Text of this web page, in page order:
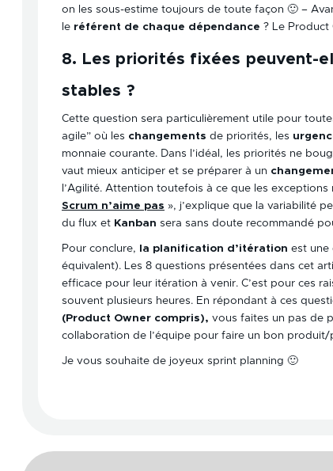
on les sous-estime toujours de toute façon 🙂 –
le référent de chaque dépendance ? Le Product
8. Les priorités fixées peuvent-
stables ?
Cette question sera particulièrement utile pour
agile” où les changements de priorités, les
monnaie courante. Dans l’idéal, les priorités ne
vaut mieux anticiper et se préparer à un
l’Agilité. Attention toutefois à ce que les
Scrum n’aime pas », j’explique que la variabilité
du flux et Kanban sera sans doute recommandé
Pour conclure, la planification d’itération est une
équivalent). Les 8 questions présentées dans cet
efficace pour leur itération à venir. C’est pour ces
souvent plusieurs heures. En répondant à ces
(Product Owner compris), vous faites un pas de
collaboration de l’équipe pour faire un bon produit/
Je vous souhaite de joyeux sprint planning 🙂